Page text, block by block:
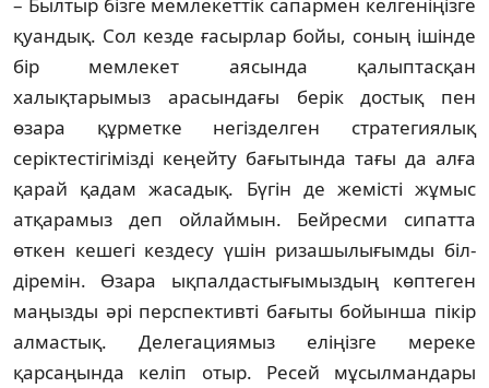
қуандық. Сол кезде ғасырлар бойы, соның ішінде
бір мемлекет аясында қа­лыптасқан
халықтарымыз арасындағы берік достық пен
өзара құрметке негіз­дел­ген стратегиялық
серіктестігімізді кеңейту бағытында тағы да алға
қарай қадам жа­са­дық. Бүгін де жемісті жұмыс
атқарамыз деп ойлаймын. Бейресми сипатта
өткен ке­шегі кездесу үшін ризашылығымды біл­
діремін. Өзара ықпалдастығымыздың көп­теген
маңызды әрі перспективті бағы­ты бойынша пікір
алмастық. Делегациямыз еліңізге мереке
қарсаңында келіп отыр. Ресей мұсылмандары